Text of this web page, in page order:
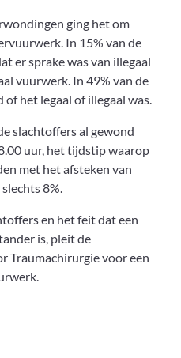
ging het om
In 15% van de
er sprake was van illegaal
vuurwerk. In 49% van de
het legaal of illegaal was.
slachtoffers al gewond
uur, het tijdstip waarop
met het afsteken van
8%.
en het feit dat een
is, pleit de
Traumachirurgie voor een